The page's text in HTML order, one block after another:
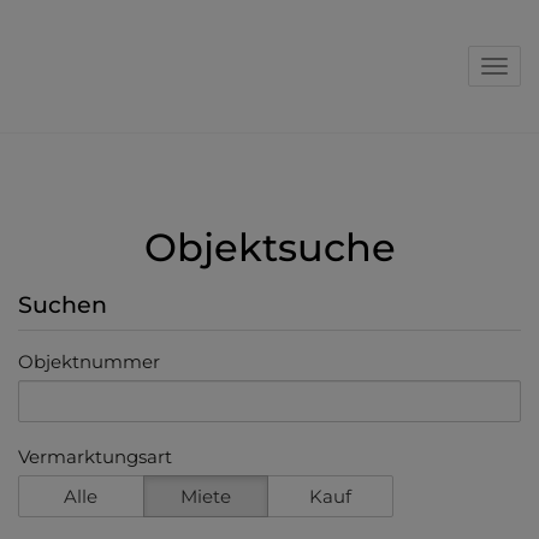
Objektsuche
Suchen
Objektnummer
Vermarktungsart
Alle
Miete Kauf